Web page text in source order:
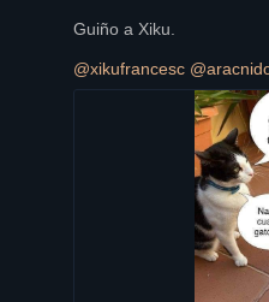
Guiño a Xiku.
@xikufrancesc @